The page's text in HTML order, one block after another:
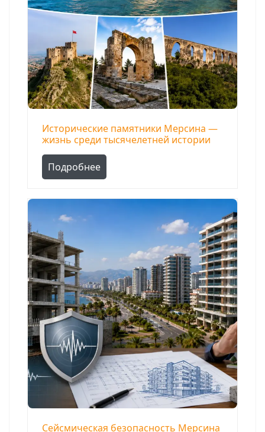
Исторические памятники Мерсина —
жизнь среди тысячелетней истории
Подробнее
Сейсмическая безопасность Мерсина